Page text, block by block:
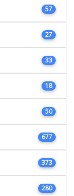
57
27
33
18
50
677
373
280